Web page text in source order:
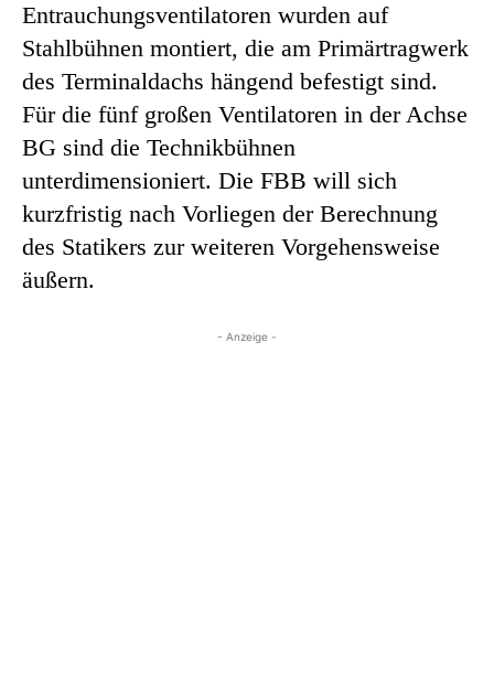
Entrauchungsventilatoren wurden auf
Stahlbühnen montiert, die am Primärtragwerk
des Terminaldachs hängend befestigt sind.
Für die fünf großen Ventilatoren in der Achse
BG sind die Technikbühnen
unterdimensioniert. Die FBB will sich
kurzfristig nach Vorliegen der Berechnung
des Statikers zur weiteren Vorgehensweise
äußern.
- Anzeige -